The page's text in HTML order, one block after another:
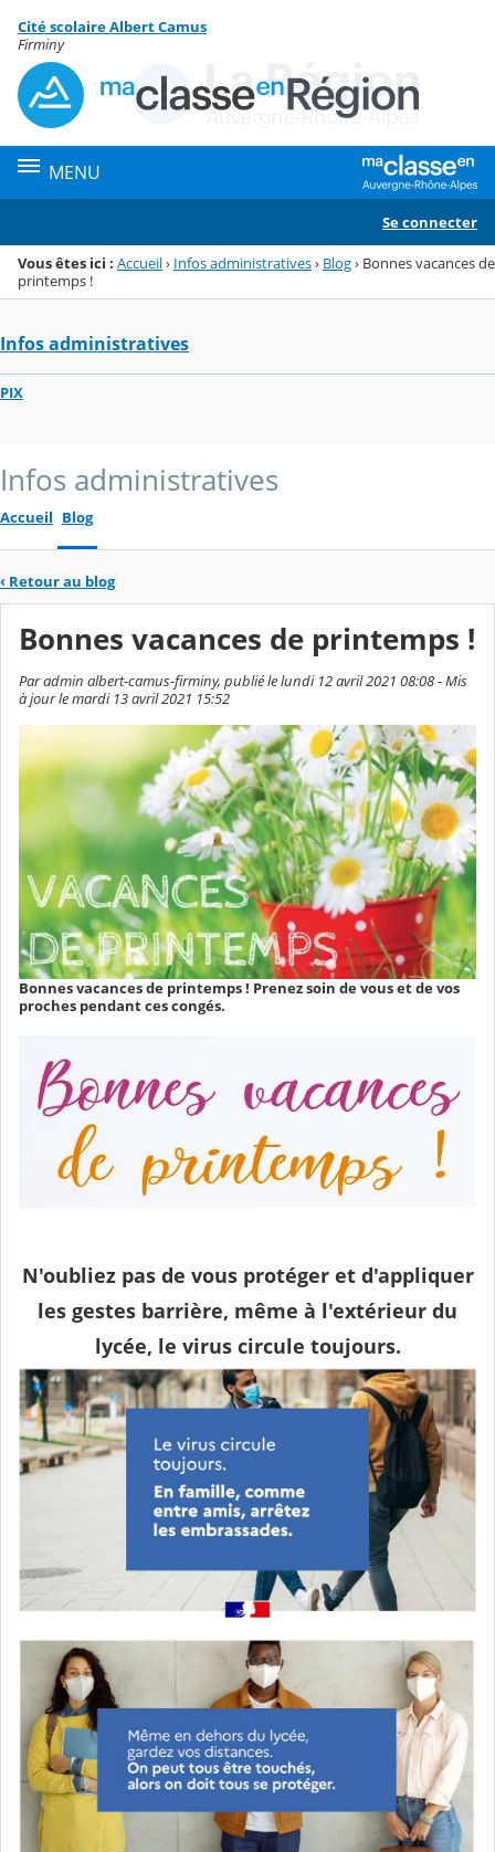
Menu de la rubrique
Contenu
Cité scolaire Albert Camus
Firminy
MENU
Se connecter
Vous êtes ici : Accueil› Infos administratives› Blog› Bonnes vacances de
printemps !
Infos administratives
PIX
Infos administratives
Accueil Blog
‹ Retour au blog
Bonnes vacances de printemps !
Par admin albert-camus-firminy, publié le lundi 12 avril 2021 08:08 - Mis
à jour le mardi 13 avril 2021 15:52
Bonnes vacances de printemps ! Prenez soin de vous et de vos
proches pendant ces congés.
N'oubliez pas de vous protéger et d'appliquer
les gestes barrière, même à l'extérieur du
lycée, le virus circule toujours.